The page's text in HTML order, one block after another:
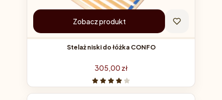
Zobacz produkt
Stelaż niski do łóżka CONFO
Cena
305,00 zł